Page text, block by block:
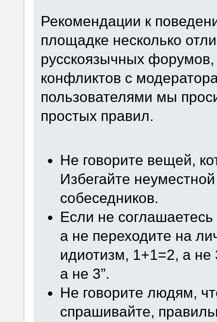
Рекомендации к
площадке несколько
русскоязычных
конфликтов с
пользователями мы
простых правил.
Не говорите вещей,
Избегайте
собеседников.
Если не
а не переходите на
идиотизм, 1+1=2, а не
а не 3”.
Не говорите людям,
спрашивайте,